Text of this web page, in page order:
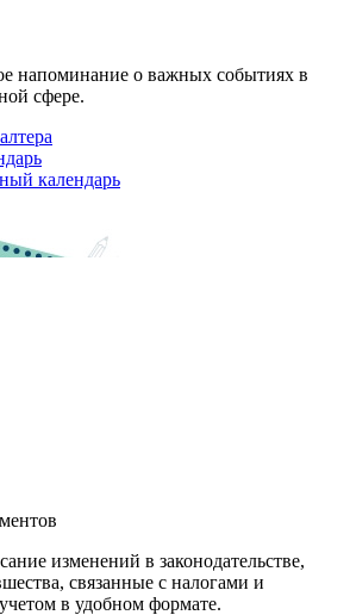
напоминание о важных событиях в
сфере.
календарь
изменений в законодательстве,
связанные с налогами и
в удобном формате.